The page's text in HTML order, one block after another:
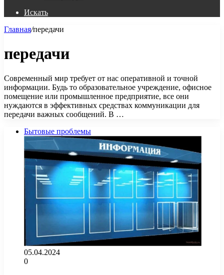
Искать
Главная/передачи
передачи
Современный мир требует от нас оперативной и точной
информации. Будь то образовательное учреждение, офисное
помещение или промышленное предприятие, все они
нуждаются в эффективных средствах коммуникации для
передачи важных сообщений. В …
Бытовые проблемы
05.04.2024
0